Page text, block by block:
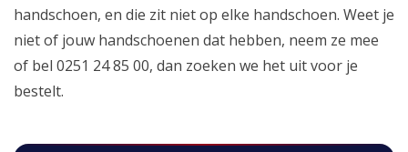
handschoen, en die zit niet op elke handschoen. Weet je
niet of jouw handschoenen dat hebben, neem ze mee
of bel 0251 24 85 00, dan zoeken we het uit voor je
bestelt.